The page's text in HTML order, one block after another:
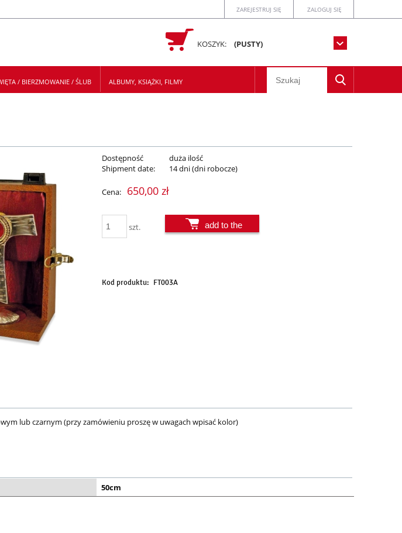
ZAREJESTRUJ SIĘ ZALOGUJ SIĘ
KOSZYK: (PUSTY)
/ BIERZMOWANIE / ŚLUB ALBUMY, KSIĄŻKI, FILMY
Dostępność
duża ilość
Shipment date:
14 dni (dni robocze)
Cena: 650,00 zł
szt.
add to the
Kod produktu: FT003A
lub czarnym (przy zamówieniu proszę w uwagach wpisać kolor)
50cm